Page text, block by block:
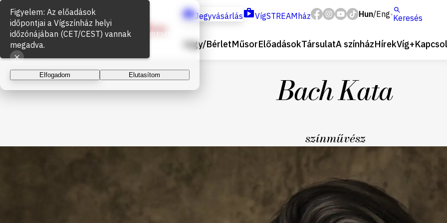
Jegyvásárlás VígSTREAMház Hun/Eng Keresés
Jegy/BérletMűsorElőadásokTársulatA színházHírekVíg+
Bach Kata
színművész
Sütik használata
Az oldal működéséhez és a látogatottság méréséhez
sütiket használunk. A folytatással elfogadja a sütik
használatát.
Elfogadom Elutasítom